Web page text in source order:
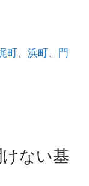
町、浜町、 門
ない基